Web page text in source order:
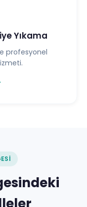
Yıkama
profesyonel